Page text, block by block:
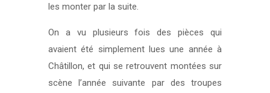
les monter par la suite.
On a vu plusieurs fois des pièces qui
avaient été simplement lues une année à
Châtillon, et qui se retrouvent montées sur
scène l’année suivante par des troupes